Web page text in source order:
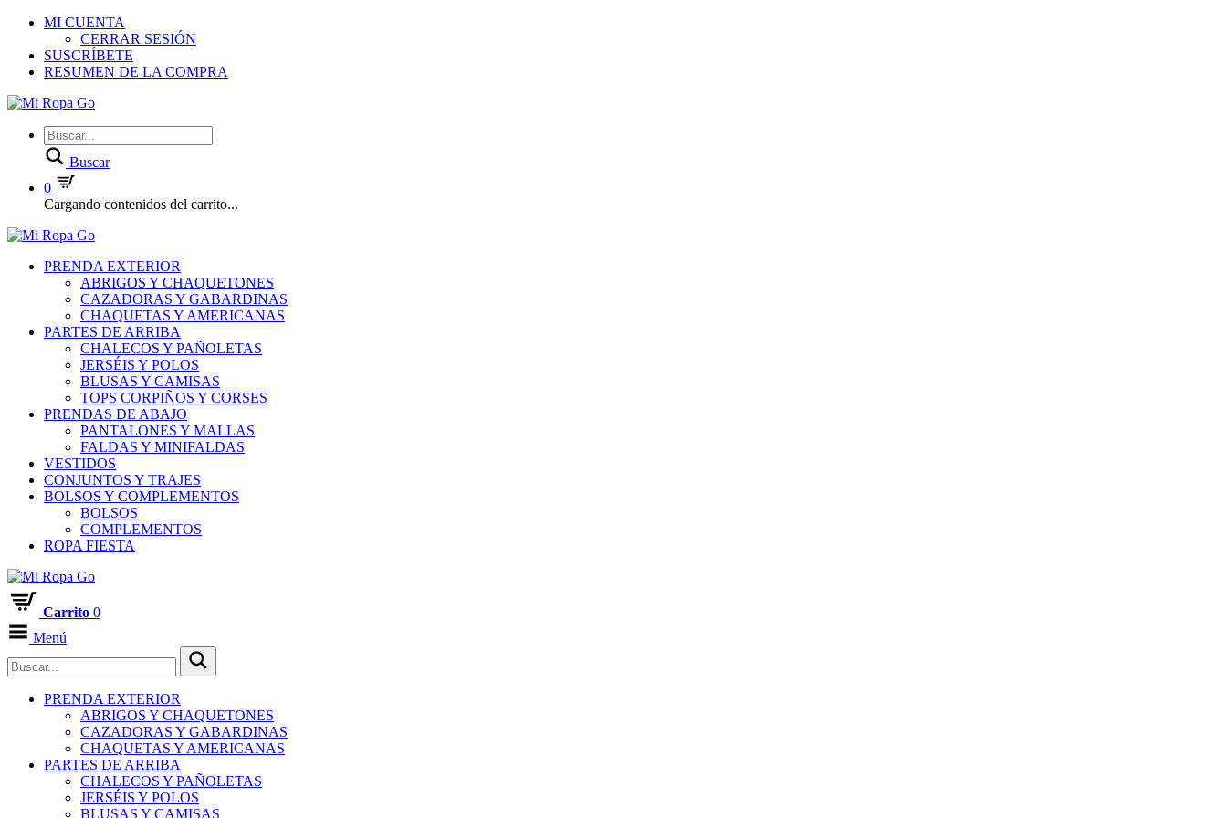
MI CUENTA
CERRAR SESIÓN
SUSCRÍBETE
RESUMEN DE LA COMPRA
Buscar
0
Cargando contenidos del carrito...
PRENDA EXTERIOR
ABRIGOS Y CHAQUETONES
CAZADORAS Y GABARDINAS
CHAQUETAS Y AMERICANAS
PARTES DE ARRIBA
CHALECOS Y PAÑOLETAS
JERSÉIS Y POLOS
BLUSAS Y CAMISAS
TOPS CORPIÑOS Y CORSES
PRENDAS DE ABAJO
PANTALONES Y MALLAS
FALDAS Y MINIFALDAS
VESTIDOS
CONJUNTOS Y TRAJES
BOLSOS Y COMPLEMENTOS
BOLSOS
COMPLEMENTOS
ROPA FIESTA
Carrito 0
Menú
PRENDA EXTERIOR
ABRIGOS Y CHAQUETONES
CAZADORAS Y GABARDINAS
CHAQUETAS Y AMERICANAS
PARTES DE ARRIBA
CHALECOS Y PAÑOLETAS
JERSÉIS Y POLOS
BLUSAS Y CAMISAS